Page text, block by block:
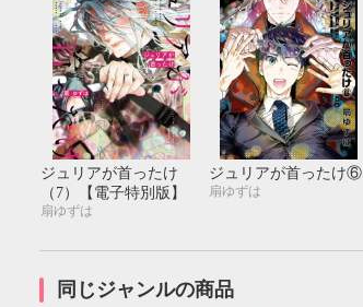
ジュリアが首ったけ
（7）【電子特別版】
扇ゆずは
ジュリアが首ったけ⑥
扇ゆずは
同じジャンルの商品
8 9 10